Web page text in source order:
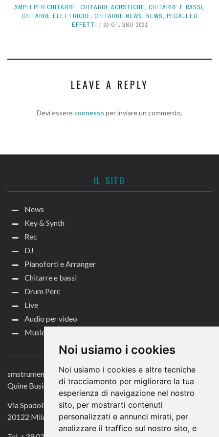
Noi usiamo i cookies
Noi usiamo i cookies e altre tecniche
di tracciamento per migliorare la tua
esperienza di navigazione nel nostro
sito, per mostrarti contenuti
personalizzati e annunci mirati, per
analizzare il traffico sul nostro sito, e
AMPLI PER CHITARRE, CHITARRE ACUSTICHE, CHITARRE E BASSI,
CHITARRE ELETTRICHE, CHITARRE NEWS, NEWS, PEDALI ED
EFFETTI
30 GIUGNO 2021
LEAVE A REPLY
Devi essereconnesso per inviare un commento.
IL SITO
News
Key & Synth
Rec
DJ
Pianoforti e Arranger
Chitarre e bassi
Drum Perc
Live
Audio per video
Music Life
CONTATTACI
smstrumentimusicali.it
Quine Business Publisher
Via Spadolini 7
20122 Milano